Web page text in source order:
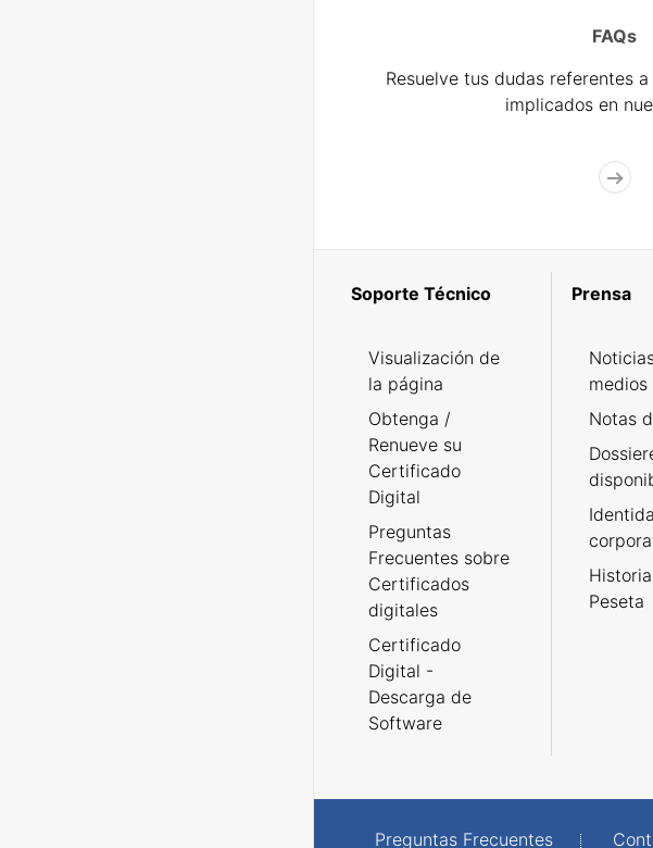
FAQs
Resuelve tus dudas referentes
implicados en
Soporte Técnico
Visualización de
la página
Obtenga /
Renueve su
Certificado
Digital
Preguntas
Frecuentes sobre
Certificados
digitales
Certificado
Digital -
Descarga de
Software
Prensa
medios
Notas
Peseta
Preguntas Frecuentes